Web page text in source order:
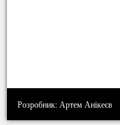
Розробник: Артем Анікеєв